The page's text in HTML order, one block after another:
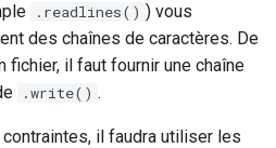
.readlines() ) vous
des chaînes de caractères. De
fichier, il faut fournir une chaîne
.write() .
il faudra utiliser les